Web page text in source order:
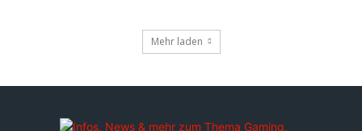
Mehr laden